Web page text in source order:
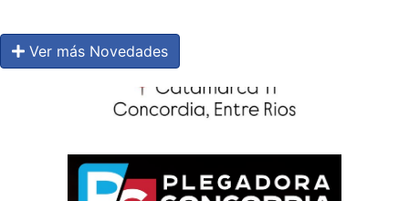
Ver más Novedades